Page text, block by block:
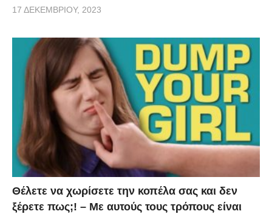
17 ΔΕΚΕΜΒΡΊΟΥ, 2023
Θέλετε να χωρίσετε την κοπέλα σας και δεν
ξέρετε πως;! – Με αυτούς τους τρόπους είναι